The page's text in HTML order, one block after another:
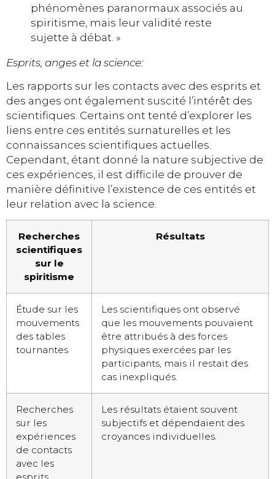
phénomènes paranormaux associés au
spiritisme, mais leur validité reste
sujette à débat. »
Esprits, anges et la science:
Les rapports sur les contacts avec des esprits et
des anges ont également suscité l’intérêt des
scientifiques. Certains ont tenté d’explorer les
liens entre ces entités surnaturelles et les
connaissances scientifiques actuelles.
Cependant, étant donné la nature subjective de
ces expériences, il est difficile de prouver de
manière définitive l’existence de ces entités et
leur relation avec la science.
Recherches
scientifiques
sur le
spiritisme
Résultats
Étude sur les
mouvements
des tables
tournantes
Les scientifiques ont observé
que les mouvements pouvaient
être attribués à des forces
physiques exercées par les
participants, mais il restait des
cas inexpliqués.
Recherches
sur les
expériences
de contacts
avec les
Les résultats étaient souvent
subjectifs et dépendaient des
croyances individuelles.